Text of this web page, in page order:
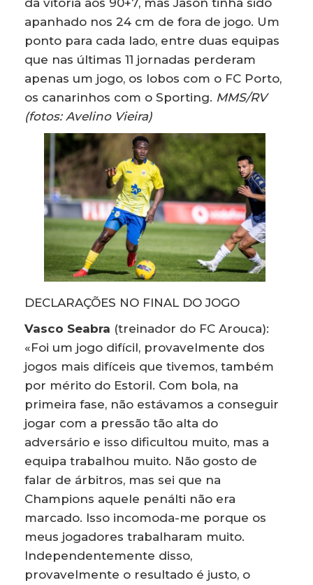
da vitória aos 90+7, mas Jason tinha sido
apanhado nos 24 cm de fora de jogo. Um
ponto para cada lado, entre duas equipas
que nas últimas 11 jornadas perderam
apenas um jogo, os lobos com o FC Porto,
os canarinhos com o Sporting. MMS/RV
(fotos: Avelino Vieira)
DECLARAÇÕES NO FINAL DO JOGO
Vasco Seabra (treinador do FC Arouca):
«Foi um jogo difícil, provavelmente dos
jogos mais difíceis que tivemos, também
por mérito do Estoril. Com bola, na
primeira fase, não estávamos a conseguir
jogar com a pressão tão alta do
adversário e isso dificultou muito, mas a
equipa trabalhou muito. Não gosto de
falar de árbitros, mas sei que na
Champions aquele penálti não era
marcado. Isso incomoda-me porque os
meus jogadores trabalharam muito.
Independentemente disso,
provavelmente o resultado é justo, o